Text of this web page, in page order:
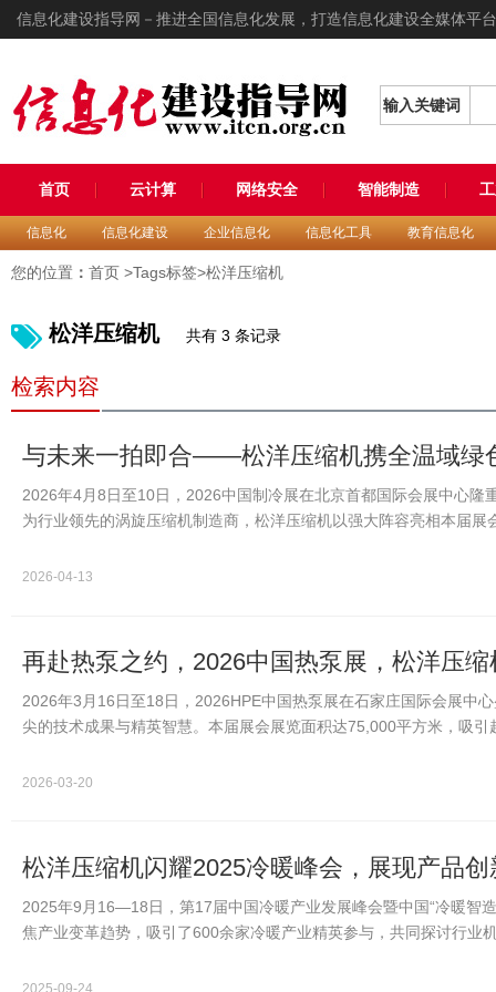
信息化建设指导网－推进全国信息化发展，打造信息化建设全媒体平台
输入关键词
首页 云计算 网络安全 智能制造
信息化 信息化建设 企业信息化 信息化工具 教育信息化
您的位置 ： 首页 >Tags标签>松洋压缩机
松洋压缩机 共有 3 条记录
检索内容
与未来一拍即合——松洋压缩机携全温域绿
冷展
2026年4月8日至10日，2026中国制冷展在北京首都国际会展中心
为行业领先的涡旋压缩机制造商，松洋压缩机以强大阵容亮相本届
2026-04-13
再赴热泵之约，2026中国热泵展，松洋压
2026年3月16日至18日，2026HPE中国热泵展在石家庄国际会展中
尖的技术成果与精英智慧。本届展会展览面积达75,000平方米，吸
2026-03-20
松洋压缩机闪耀2025冷暖峰会，展现产品
2025年9月16—18日，第17届中国冷暖产业发展峰会暨中国“冷暖智
焦产业变革趋势，吸引了600余家冷暖产业精英参与，共同探讨行
2025-09-24